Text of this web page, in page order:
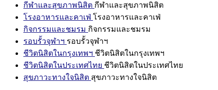
กีฬาและสุขภาพนิสิต กีฬาและสุขภาพนิสิต
โรงอาหารและคาเฟ่ โรงอาหารและคาเฟ่
กิจกรรมและชมรม กิจกรรมและชมรม
รอบรั้วจุฬาฯ รอบรั้วจุฬาฯ
ชีวิตนิสิตในกรุงเทพฯ ชีวิตนิสิตในกรุงเทพฯ
ชีวิตนิสิตในประเทศไทย ชีวิตนิสิตในประเทศไทย
สุขภาวะทางใจนิสิต สุขภาวะทางใจนิสิต